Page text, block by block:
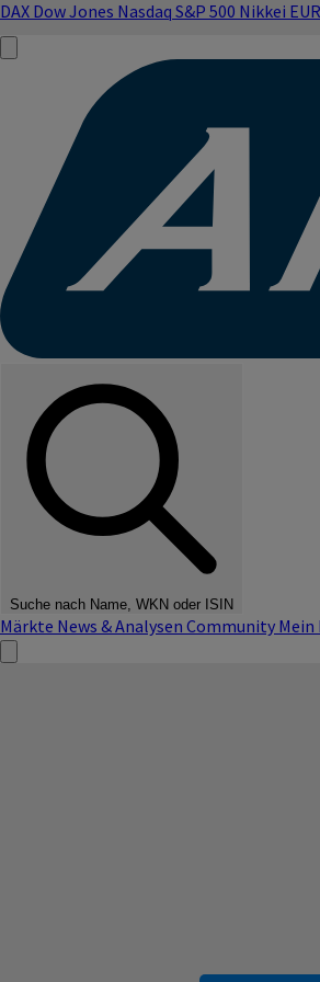
DAX Dow Jones Nasdaq S&P 500 Nikkei
Suche nach Name, WKN oder ISIN
Märkte News & Analysen Community